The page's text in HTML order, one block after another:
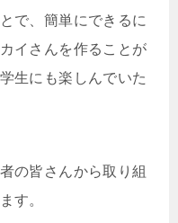
で、簡単にできるに
イさんを作ることが
生にも楽しんでいた
の皆さんから取り組
す。